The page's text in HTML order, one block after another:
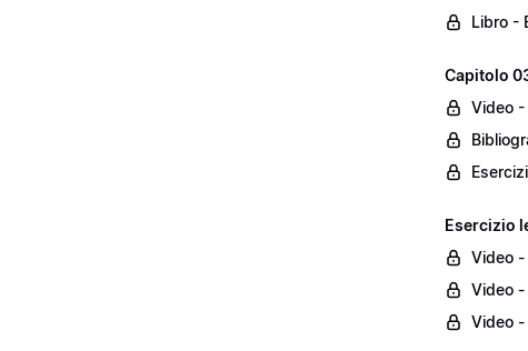
Libro -
Capitolo
Video -
Esercizio
Video
Video -
Video -